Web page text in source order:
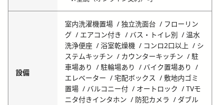
設備
室内洗濯機置場 独立洗面台
フローリン
グ
エアコン付き バス・トイレ別
温水
洗浄便座
浴室乾燥機 コンロ2口以上
シ
ステムキッチン
カウンターキッチン
駐
車場あり
駐輪場あり
バイク置場あり
エレベーター
宅配ボックス
敷地内ゴミ
置場
バルコニー付 オートロック
TVモ
ニタ付きインタホン
防犯カメラ
ダブル